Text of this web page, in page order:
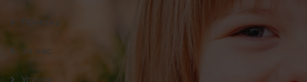
Почетна
За нас